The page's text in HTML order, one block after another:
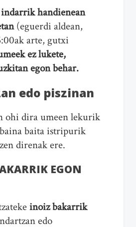
handienean
(eguerdi aldean,
arte, gutxi
ez lukete,
egon behar.
edo piszinan
ohi dira umeen lekurik
baita istripurik
direnak ere.
EGON
inoiz bakarrik
edo